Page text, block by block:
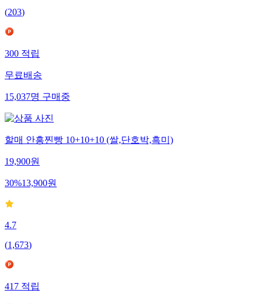
(203)
300적립
무료배송
15,037명구매중
할매 안흥찐빵 10+10+10 (쌀,단호박,흑미)
19,900원
30%13,900원
4.7
(1,673)
417적립